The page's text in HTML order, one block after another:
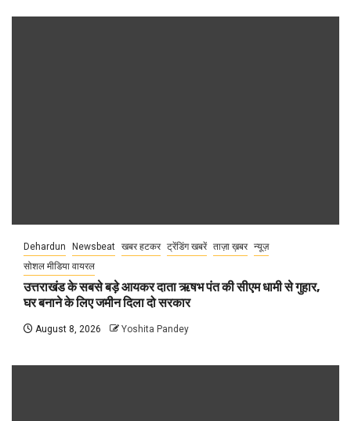
Dehardun Newsbeat खबर हटकर ट्रेंडिंग खबरें ताज़ा ख़बर न्यूज़
सोशल मीडिया वायरल
उत्तराखंड के सबसे बड़े आयकर दाता ऋषभ पंत की सीएम धामी से गुहार,
घर बनाने के लिए जमीन दिला दो सरकार
August 8, 2026 Yoshita Pandey